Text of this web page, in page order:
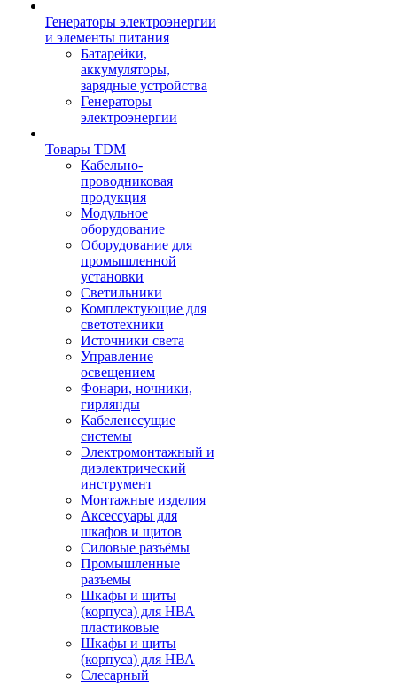
Генераторы электроэнергии
и элементы питания
Батарейки,
аккумуляторы,
зарядные устройства
Генераторы
электроэнергии
Товары TDM
Кабельно-
проводниковая
продукция
Модульное
оборудование
Оборудование для
промышленной
установки
Светильники
Комплектующие для
светотехники
Источники света
Управление
освещением
Фонари, ночники,
гирлянды
Кабеленесущие
системы
Электромонтажный и
диэлектрический
инструмент
Монтажные изделия
Аксессуары для
шкафов и щитов
Силовые разъёмы
Промышленные
разъемы
Шкафы и щиты
(корпуса) для НВА
пластиковые
Шкафы и щиты
(корпуса) для НВА
Слесарный